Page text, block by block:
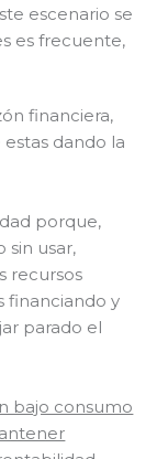
escenario se
es frecuente,
financiera,
dando la
porque,
sin usar,
recursos
financiando y
parado el
bajo consumo